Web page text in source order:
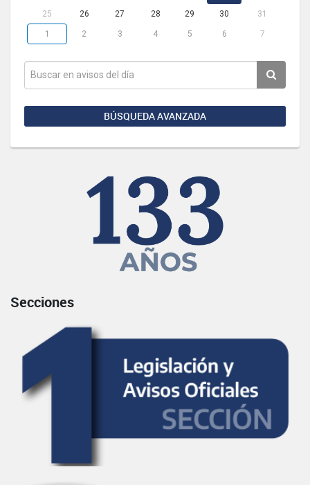
25
26 27 28 29 30 31
1 2 3 4 5 6 7
BÚSQUEDA AVANZADA
Secciones